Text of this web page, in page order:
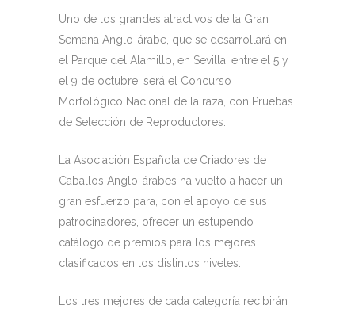
Uno de los grandes atractivos de la Gran
Semana Anglo-árabe, que se desarrollará en
el Parque del Alamillo, en Sevilla, entre el 5 y
el 9 de octubre, será el Concurso
Morfológico Nacional de la raza, con Pruebas
de Selección de Reproductores.
La Asociación Española de Criadores de
Caballos Anglo-árabes ha vuelto a hacer un
gran esfuerzo para, con el apoyo de sus
patrocinadores, ofrecer un estupendo
catálogo de premios para los mejores
clasificados en los distintos niveles.
Los tres mejores de cada categoría recibirán